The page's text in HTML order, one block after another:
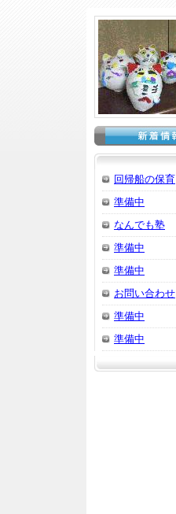
回帰船の保育
準備中
なんでも塾
準備中
準備中
お問い合わせ
準備中
準備中